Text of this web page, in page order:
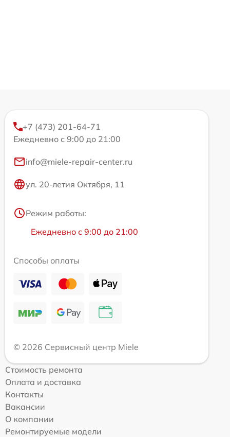
+7 (473) 201-64-71
Ежедневно с 9:00 до 21:00
info@miele-repair-center.ru
ул. 20-летия Октября, 11
Режим работы:
Ежедневно с 9:00 до 21:00
Способы оплаты
© 2026 Сервисный центр Miele
Стоимость ремонта
Оплата и доставка
Контакты
Вакансии
О компании
Ремонтируемые модели